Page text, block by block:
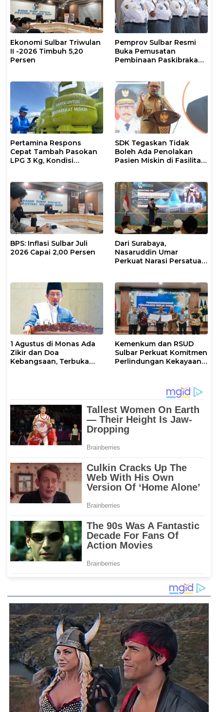
Ekonomi Sulbar Triwulan
II -2026 Timbuh 5,20
Persen
Pemprov Sulbar Resmi
Buka Pemusatan
Pembinaan Paskibraka
Pertamina Respons
Cepat Tambah Pasokan
LPG 3 Kg, Kondisi
SDK Tegaskan Tidak
Boleh Ada Penolakan
Pasien Miskin di Fasilitas
BPS: Inflasi Sulbar Juli
2026 Capai 2,00 Persen
Dari Surabaya,
Nasaruddin Umar
Perkuat Narasi Persatuan
1 Agustus di Monas Ada
Zikir dan Doa
Kebangsaan, Terbuka
Kemenkum dan RSUD
Sulbar Perkuat Komitmen
Perlindungan Kekayaan